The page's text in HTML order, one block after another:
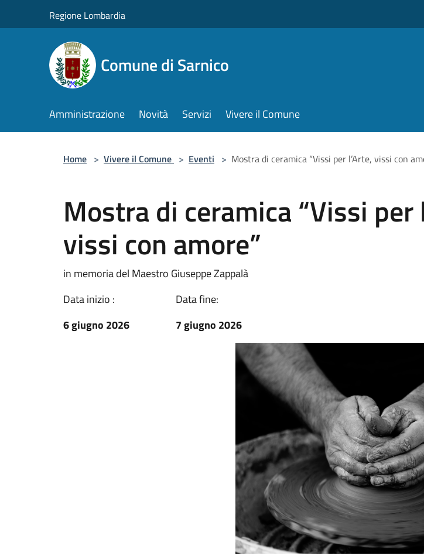
Regione Lombardia
Comune di Sarnico
Amministrazione Novità Servizi Vivere il Comune
Home > Vivere il Comune > Eventi > Mostra di ceramica “Vissi per l’Arte, vissi con
Mostra di ceramica “Vissi per
vissi con amore”
in memoria del Maestro Giuseppe Zappalà
Data inizio :
6 giugno 2026
Data fine:
7 giugno 2026